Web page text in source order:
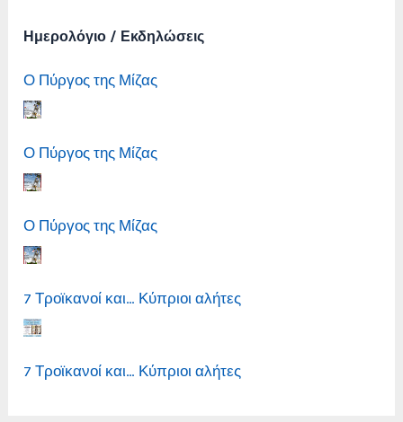
Ημερολόγιο / Εκδηλώσεις
Ο Πύργος της Μίζας
Ο Πύργος της Μίζας
Ο Πύργος της Μίζας
7 Τροϊκανοί και… Κύπριοι αλήτες
7 Τροϊκανοί και… Κύπριοι αλήτες